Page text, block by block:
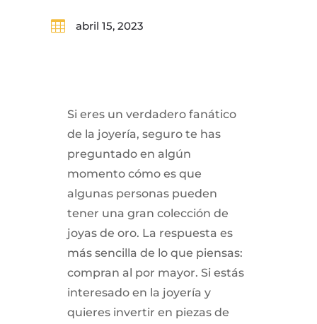
 abril 15, 2023
Si eres un verdadero fanático
de la joyería, seguro te has
preguntado en algún
momento cómo es que
algunas personas pueden
tener una gran colección de
joyas de oro. La respuesta es
más sencilla de lo que piensas:
compran al por mayor. Si estás
interesado en la joyería y
quieres invertir en piezas de